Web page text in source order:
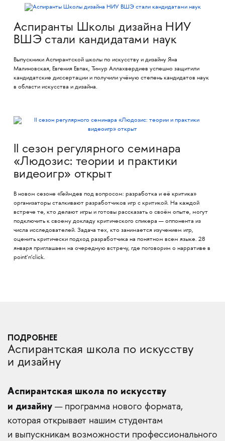
Аспиранты Школы дизайна НИУ
ВШЭ стали кандидатами наук
Выпускники Аспирантской школы по искусству и дизайну Яна
Малиновская, Евгения Евпак, Тимур Аллахвердиев успешно защитили
кандидатские диссертации и получили учёную степень кандидатов наук
в области искусства и дизайна.
II сезон регулярного семинара
«Людозис: теории и практики
видеоигр» открыт
В новом сезоне «Геймдев под вопросом: разработка и её критика»
организаторы сталкивают разработчиков игр с критикой. На каждой
встрече те, кто делают игры и готовы рассказать о своём опыте, могут
подключить к своему докладу критического спикера — оппонента из
числа исследователей. Задача тех, кто занимается изучением игр,
оценить критически подход разработчика на понятном всем языке. 28
января приглашаем на очередную встречу, где поговорим о нарративе в
point’n’click.
ПОДРОБНЕЕ
Аспирантская школа по искусству
и дизайну
Аспирантская школа по искусству
и дизайну — программа нового формата,
которая открывает нашим студентам
и выпускникам возможности профессионального